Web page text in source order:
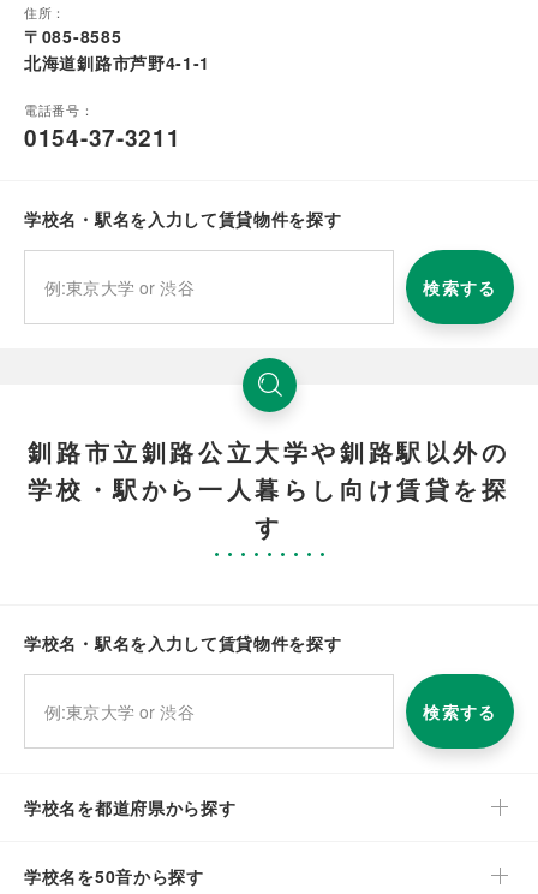
住所：
〒085-8585
北海道釧路市芦野4-1-1
電話番号：
0154-37-3211
学校名・駅名を入力して賃貸物件を探す
検索する
釧路市立釧路公立大学や釧路駅以外の
学校・駅から一人暮らし向け賃貸を探
す
学校名・駅名を入力して賃貸物件を探す
検索する
学校名を都道府県から探す
学校名を50音から探す